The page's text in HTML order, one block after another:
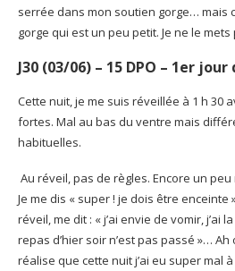
serrée dans mon soutien gorge… mais
gorge qui est un peu petit. Je ne le
J30 (03/06) – 15 DPO – 1er jour
Cette nuit, je me suis réveillée à 1 h 30
fortes. Mal au bas du ventre mais
habituelles.
Au réveil, pas de règles. Encore un
Je me dis « super ! je dois être enceinte
réveil, me dit : « j’ai envie de vomir, j’ai
repas d’hier soir n’est pas passé »… Ah
réalise que cette nuit j’ai eu super mal à